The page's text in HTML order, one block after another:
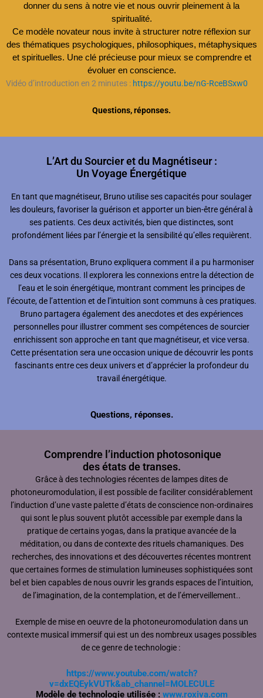
donner du sens à notre vie et nous ouvrir pleinement à la
spiritualité.
Ce modèle novateur nous invite à structurer notre réflexion sur
des thématiques psychologiques, philosophiques, métaphysiques
et spirituelles. Une clé précieuse pour mieux se comprendre et
évoluer en conscience.
Vidéo d’introduction en 2 minutes : https://youtu.be/nG-RceBSxw0
Questions, réponses.
L’Art du Sourcier et du Magnétiseur :
Un Voyage Énergétique
En tant que magnétiseur, Bruno utilise ses capacités pour soulager
les douleurs, favoriser la guérison et apporter un bien-être général à
ses patients. Ces deux activités, bien que distinctes, sont
profondément liées par l’énergie et la sensibilité qu’elles requièrent.
Dans sa présentation, Bruno expliquera comment il a pu harmoniser
ces deux vocations. Il explorera les connexions entre la détection de
l’eau et le soin énergétique, montrant comment les principes de
l’écoute, de l’attention et de l’intuition sont communs à ces pratiques.
Bruno partagera également des anecdotes et des expériences
personnelles pour illustrer comment ses compétences de sourcier
enrichissent son approche en tant que magnétiseur, et vice versa.
Cette présentation sera une occasion unique de découvrir les ponts
fascinants entre ces deux univers et d’apprécier la profondeur du
travail énergétique.
Questions, réponses.
Comprendre l’induction photosonique
des états de transes.
Grâce à des technologies récentes de lampes dites de
photoneuromodulation, il est possible de faciliter considérablement
l’induction d’une vaste palette d’états de conscience non-ordinaires
qui sont le plus souvent plutôt accessible par exemple dans la
pratique de certains yogas, dans la pratique avancée de la
méditation, ou dans de contexte des rituels chamaniques. Des
recherches, des innovations et des découvertes récentes montrent
que certaines formes de stimulation lumineuses sophistiquées sont
bel et bien capables de nous ouvrir les grands espaces de l’intuition,
de l’imagination, de la contemplation, et de l’émerveillement..
Exemple de mise en oeuvre de la photoneuromodulation dans un
contexte musical immersif qui est un des nombreux usages possibles
de ce genre de technologie :
https://www.youtube.com/watch?
v=dxEQEykVUTk&ab_channel=MOLECULE
Modèle de technologie utilisée : www.roxiva.com